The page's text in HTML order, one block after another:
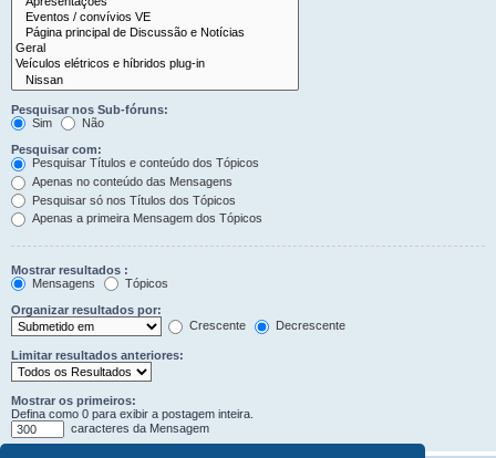
Pesquisar nos Sub-fóruns:
Sim
Não
Pesquisar com:
Pesquisar Títulos e conteúdo dos Tópicos
Apenas no conteúdo das Mensagens
Pesquisar só nos Títulos dos Tópicos
Apenas a primeira Mensagem dos Tópicos
Mostrar resultados :
Mensagens
Tópicos
Organizar resultados por:
Crescente
Decrescente
Limitar resultados anteriores:
Mostrar os primeiros:
Defina como 0 para exibir a postagem inteira.
caracteres da Mensagem